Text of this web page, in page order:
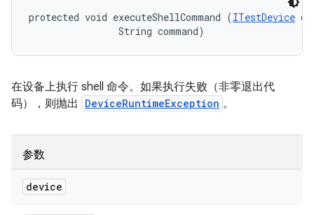
protected void executeShellCommand (ITestDevice
                String command)
在设备上执行 shell 命令。如果执行失败（非零退出代
码），则抛出
DeviceRuntimeException 。
参数
device